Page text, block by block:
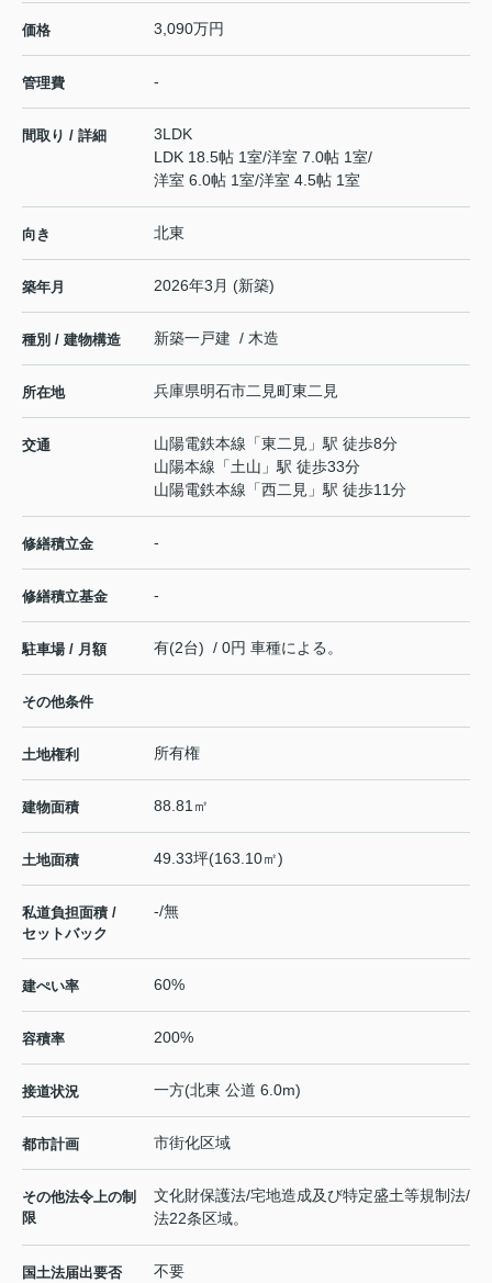
価格 3,090万円
管理費 -
間取り / 詳細
3LDK
LDK 18.5帖 1室/洋室 7.0帖 1室/
洋室 6.0帖 1室/洋室 4.5帖 1室
向き 北東
築年月 2026年3月 (新築)
種別 / 建物構造 新築一戸建 / 木造
所在地 兵庫県明石市二見町東二見
交通 山陽電鉄本線 「東二見 」駅 徒歩8分
山陽本線 「土山 」駅 徒歩33分
山陽電鉄本線 「西二見 」駅 徒歩11分
修繕積立金 -
修繕積立基金 -
駐車場 / 月額 有(2台) / 0円 車種による。
その他条件
土地権利 所有権
建物面積 88.81㎡
土地面積 49.33坪(163.10㎡)
私道負担面積 /
セットバック
-/無
建ぺい率 60%
容積率 200%
接道状況 一方(北東 公道 6.0m)
都市計画 市街化区域
その他法令上の制
限
文化財保護法/宅地造成及び特定盛土等規制法/
法22条区域。
国土法届出要否 不要